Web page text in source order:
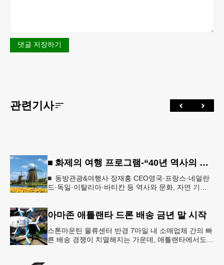
댓글 저장하기
관련기사
■ 화제의 여행 프로그램-“40년 역사의 신뢰… 서유럽 8개국 13일 대장정”
■ 동방관광&여행사 장재홍 CEO영국·프랑스·네덜란
드·독일·이탈리아·바티칸 등 역사와 문화, 자연 기
아마존 애틀랜타 드론 배송 금년 말 시작
스톤마운틴 물류센터 반경 7마일 내 소매업체 간의 빠
른 배송 경쟁이 치열해지는 가운데, 애틀랜타에서도